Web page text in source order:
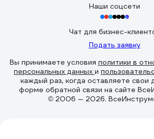
Наши соцсети
Чат для бизнес-
Подать заявку
Вы принимаете условия политики в
персональных данных и
каждый раз, когда оставляете свои
форме обратной связи на сайте
© 2006 — 2026.